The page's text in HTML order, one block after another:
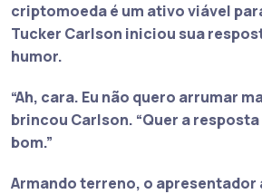
criptomoeda é um ativo viável
Tucker Carlson iniciou sua
humor.
“Ah, cara. Eu não quero arrumar
brincou Carlson. “Quer a
bom.”
Armando terreno, o